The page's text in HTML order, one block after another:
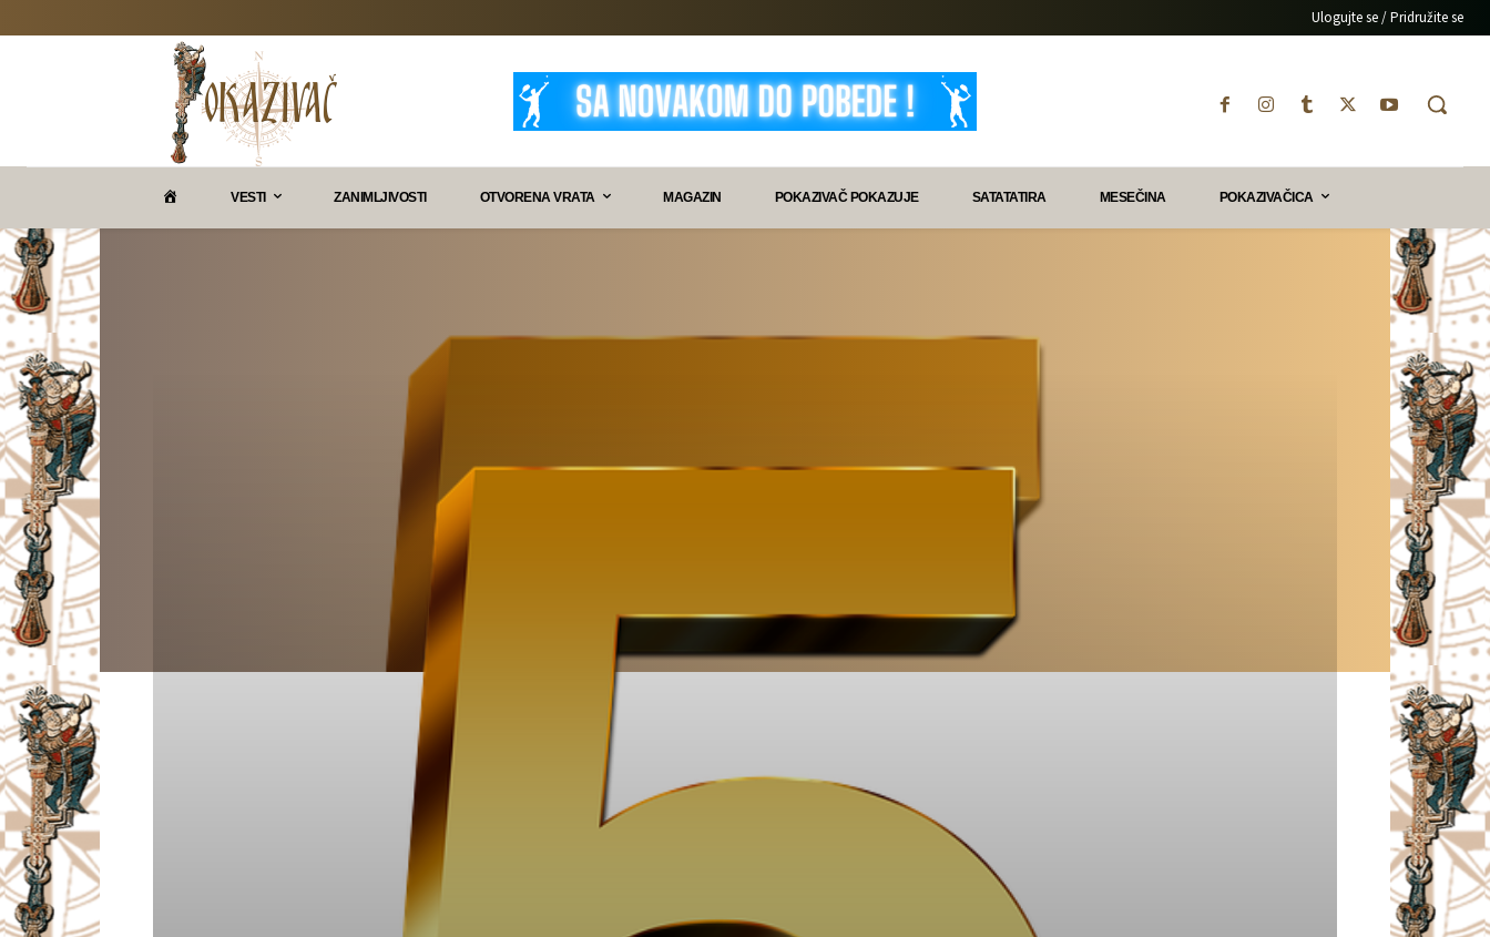
Ulogujte se / Pridružite se
VESTI ZANIMLJIVOSTI OTVORENA VRATA MAGAZIN POKAZIVAČ POKAZUJE SATATATIRA MESEČINA POKAZIVAČICA